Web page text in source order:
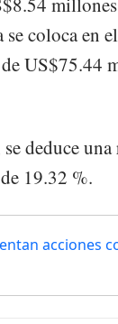
coloca en
US$75.44
deduce
19.32 %.
acciones